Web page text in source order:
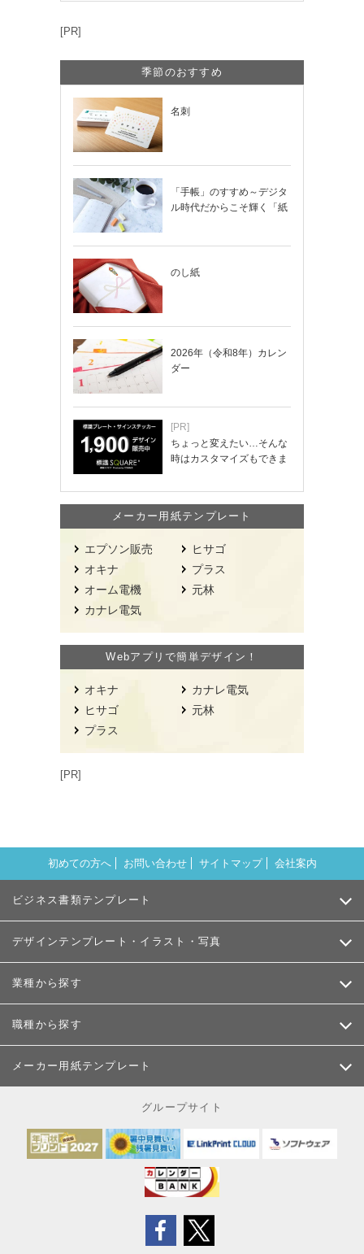
[PR]
季節のおすすめ
名刺
「手帳」のすすめ～デジタ
ル時代だからこそ輝く「紙
のし紙
2026年（令和8年）カレン
ダー
[PR]
ちょっと変えたい…そんな
時はカスタマイズもできま
メーカー用紙テンプレート
エプソン販売
オキナ
オーム電機
カナレ電気
ヒサゴ
プラス
元林
Webアプリで簡単デザイン！
オキナ
ヒサゴ
プラス
カナレ電気
元林
[PR]
初めての方へ お問い合わせ サイトマップ 会社案内
ビジネス書類テンプレート
デザインテンプレート・イラスト・写真
業種から探す
職種から探す
メーカー用紙テンプレート
グループサイト